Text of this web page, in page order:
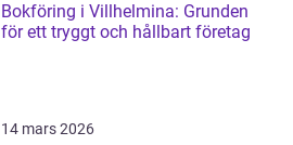
Bokföring i Villhelmina: Grunden
för ett tryggt och hållbart företag
14 mars 2026